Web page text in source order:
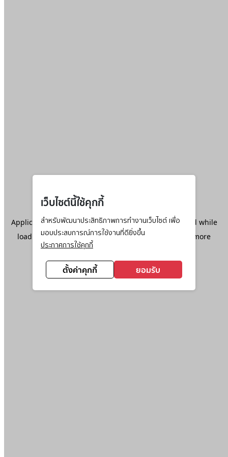
เว็บไซต์นี้ใช้คุกกี้
สำหรับพัฒนาประสิทธิภาพการทำงานเว็บไซต์ เพื่อ
มอบประสบการณ์การใช้งานที่ดียิ่งขึ้น
ประกาศการใช้คุกกี้
ตั้งค่าคุกกี้ ยอมรับ
Application error: aclient-side exception has occurred while
loadingwww.ktc.co.th(see the browser console
for more
information).